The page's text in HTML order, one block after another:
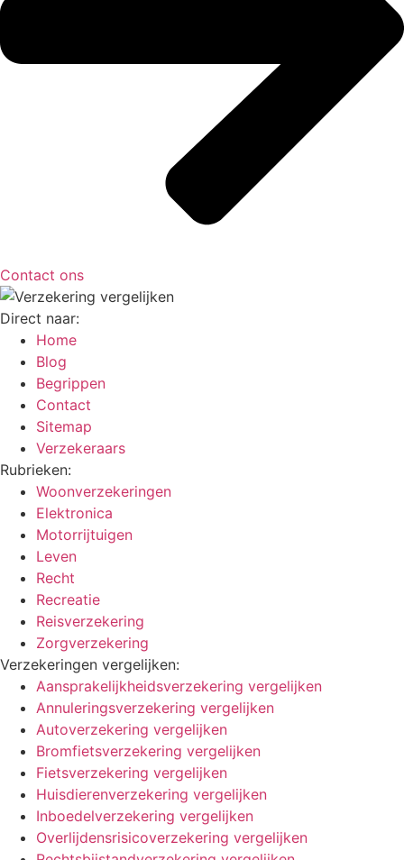
Contact ons
Direct naar:
Home
Blog
Begrippen
Contact
Sitemap
Verzekeraars
Rubrieken:
Woonverzekeringen
Elektronica
Motorrijtuigen
Leven
Recht
Recreatie
Reisverzekering
Zorgverzekering
Verzekeringen vergelijken:
Aansprakelijkheidsverzekering vergelijken
Annuleringsverzekering vergelijken
Autoverzekering vergelijken
Bromfietsverzekering vergelijken
Fietsverzekering vergelijken
Huisdierenverzekering vergelijken
Inboedelverzekering vergelijken
Overlijdensrisicoverzekering vergelijken